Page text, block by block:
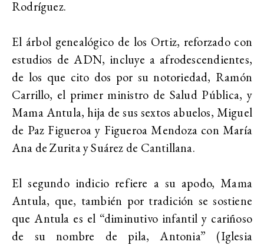
Rodríguez.
El árbol genealógico de los Ortiz, reforzado con
estudios de ADN, incluye a afrodescendientes,
de los que cito dos por su notoriedad, Ramón
Carrillo, el primer ministro de Salud Pública, y
Mama Antula, hija de sus sextos abuelos, Miguel
de Paz Figueroa y Figueroa Mendoza con María
Ana de Zurita y Suárez de Cantillana.
El segundo indicio refiere a su apodo, Mama
Antula, que, también por tradición se sostiene
que Antula es el “diminutivo infantil y cariñoso
de su nombre de pila, Antonia” (Iglesia